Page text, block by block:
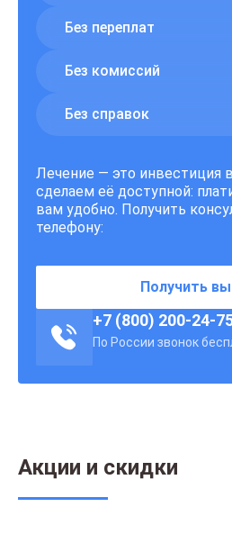
Без переплат
Без комиссий
Без справок
Лечение — это инвестиция
сделаем её доступной:
вам удобно. Получить
телефону:
Получить
+7 (800) 200-24-
По России звонок
Акции и скидки